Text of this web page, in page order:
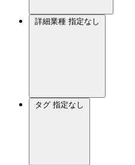
詳細業種 指定なし
タグ 指定なし